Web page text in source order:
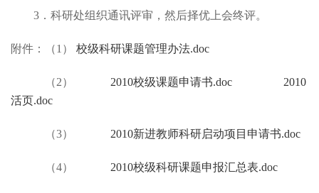
3 ．科研处组织通讯评审，然后择优上会终评。
附件：（1） 校级科研课题管理办法.doc
（2） 2010校级课题申请书.doc
2010
活页.doc
（3） 2010新进教师科研启动项目申请书.doc
（4） 2010校级科研课题申报汇总表.doc